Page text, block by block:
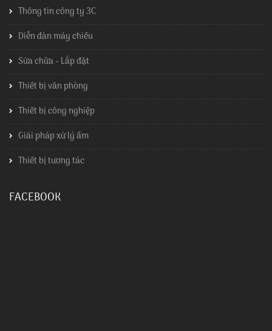
Thông tin công ty 3C
Diễn đàn máy chiếu
Sửa chữa - Lắp đặt
Thiết bị văn phòng
Thiết bị công nghiệp
Giải pháp xử lý ẩm
Thiết bị tương tác
FACEBOOK